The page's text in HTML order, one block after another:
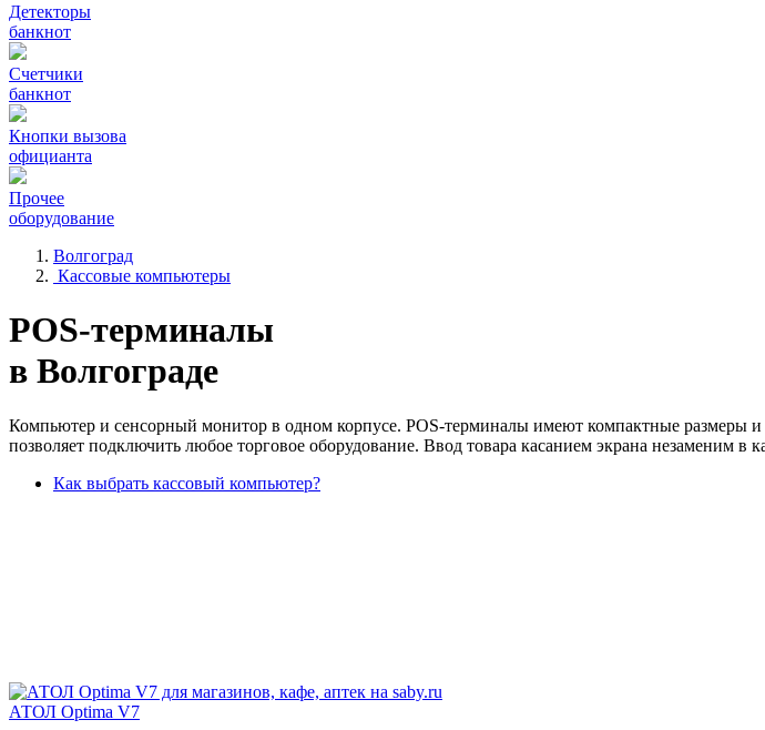
Детекторы
банкнот
Счетчики
банкнот
Кнопки вызова
официанта
Прочее
оборудование
Волгоград
Кассовые компьютеры
POS-терминалы
в Волгограде
Компьютер и сенсорный монитор в одном корпусе. POS-терминалы имеют компактные размеры
позволяет подключить любое торговое оборудование. Ввод товара касанием экрана незаменим
Как выбрать кассовый компьютер?
АТОЛ Optima V7